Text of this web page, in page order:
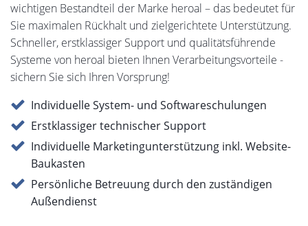
wichtigen Bestandteil der Marke heroal – das bedeutet für
Sie maximalen Rückhalt und zielgerichtete Unterstützung.
Schneller, erstklassiger Support und qualitätsführende
Systeme von heroal bieten Ihnen Verarbeitungsvorteile -
sichern Sie sich Ihren Vorsprung!
Individuelle System- und Softwareschulungen
Erstklassiger technischer Support
Individuelle Marketingunterstützung inkl. Website-
Baukasten
Persönliche Betreuung durch den zuständigen
Außendienst